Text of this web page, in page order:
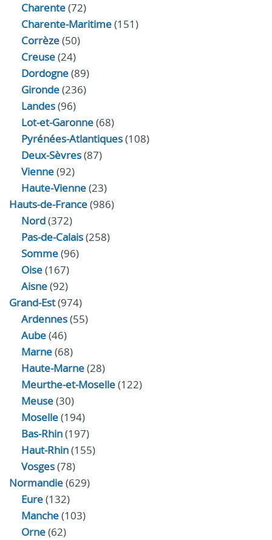
Charente(72)
Charente-Maritime(151)
Corrèze(50)
Creuse(24)
Dordogne(89)
Gironde(236)
Landes(96)
Lot-et-Garonne(68)
Pyrénées-Atlantiques(108)
Deux-Sèvres(87)
Vienne(92)
Haute-Vienne(23)
Hauts-de-France(986)
Nord(372)
Pas-de-Calais(258)
Somme(96)
Oise(167)
Aisne(92)
Grand-Est(974)
Ardennes(55)
Aube(46)
Marne(68)
Haute-Marne(28)
Meurthe-et-Moselle(122)
Meuse(30)
Moselle(194)
Bas-Rhin(197)
Haut-Rhin(155)
Vosges(78)
Normandie(629)
Eure(132)
Manche(103)
Orne(62)